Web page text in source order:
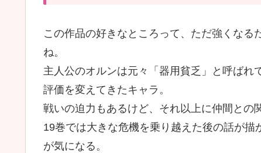
この作品の好きなところって、ただ強くなる
ね。
主人公のオルンは元々「器用貧乏」と呼ば
評価を変えてきたキャラ。
戦いの迫力もあるけど、それ以上に仲間との
19巻では大きな危機を乗り越えた後の話が
が気になる。